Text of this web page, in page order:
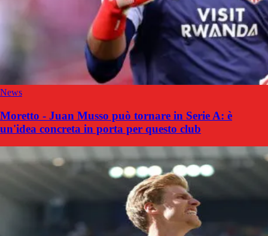
News
Moretto - Juan Musso può tornare in Serie A: è
un'idea concreta in porta per questo club